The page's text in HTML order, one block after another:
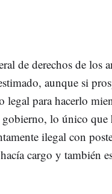
de derechos de los
aunque si
para hacerlo
lo único
ilegal con
cargo y también